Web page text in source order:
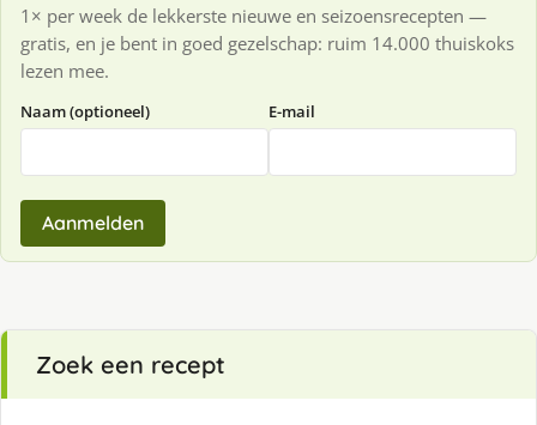
1× per week de lekkerste nieuwe en seizoensrecepten —
gratis, en je bent in goed gezelschap: ruim 14.000 thuiskoks
lezen mee.
Naam (optioneel) E-mail
Aanmelden
Zoek een recept